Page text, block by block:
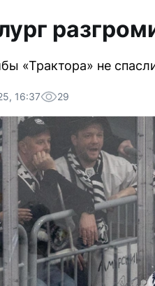
«Трактора» не
16:37 29